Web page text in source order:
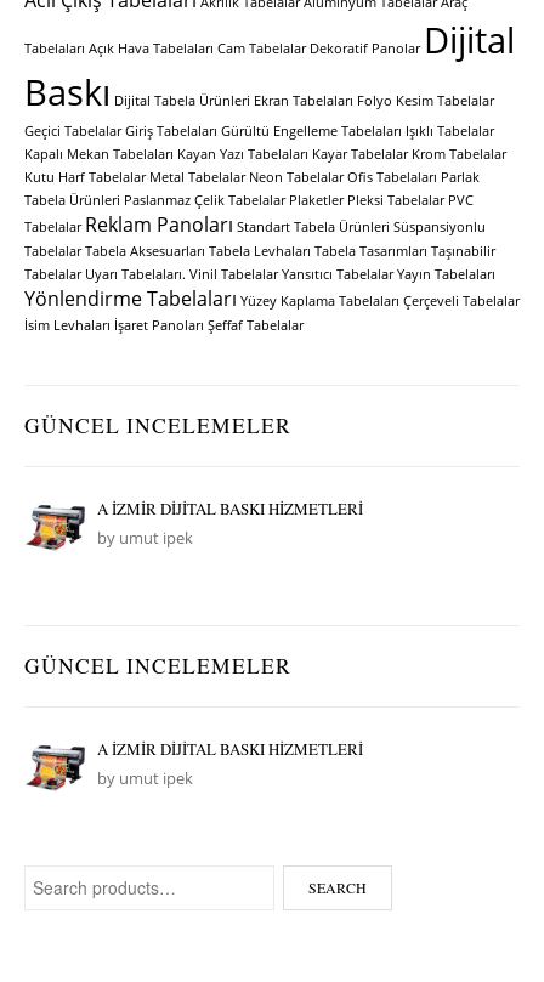
Tabelaları Açık Hava Tabelaları Cam Tabelalar Dekoratif Panolar Dijital
Baskı Dijital Tabela Ürünleri Ekran Tabelaları Folyo Kesim Tabelalar
Geçici Tabelalar Giriş Tabelaları Gürültü Engelleme Tabelaları Işıklı Tabelalar
Kapalı Mekan Tabelaları Kayan Yazı Tabelaları Kayar Tabelalar Krom Tabelalar
Kutu Harf Tabelalar Metal Tabelalar Neon Tabelalar Ofis Tabelaları Parlak
Tabela Ürünleri Paslanmaz Çelik Tabelalar Plaketler Pleksi Tabelalar PVC
Tabelalar Reklam Panoları Standart Tabela Ürünleri Süspansiyonlu
Tabelalar Tabela Aksesuarları Tabela Levhaları Tabela Tasarımları Taşınabilir
Tabelalar Uyarı Tabelaları. Vinil Tabelalar Yansıtıcı Tabelalar Yayın Tabelaları
Yönlendirme Tabelaları Yüzey Kaplama Tabelaları Çerçeveli Tabelalar
İsim Levhaları İşaret Panoları Şeffaf Tabelalar
GÜNCEL INCELEMELER
A İZMİR DİJİTAL BASKI HİZMETLERİ
by umut ipek
GÜNCEL INCELEMELER
A İZMİR DİJİTAL BASKI HİZMETLERİ
by umut ipek
Search for: SEARCH